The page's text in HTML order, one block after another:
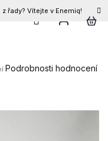
řady? Vítejte v Enemiq!
Podrobnosti hodnocení